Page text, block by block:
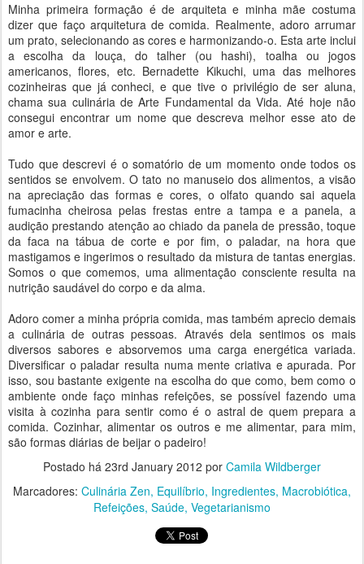
Minha primeira formação é de arquiteta e minha mãe costuma
dizer que faço arquitetura de comida. Realmente, adoro arrumar
um prato, selecionando as cores e harmonizando-o. Esta arte inclui
a escolha da louça, do talher (ou hashi), toalha ou jogos
americanos, flores, etc. Bernadette Kikuchi, uma das melhores
cozinheiras que já conheci, e que tive o privilégio de ser aluna,
chama sua culinária de Arte Fundamental da Vida. Até hoje não
consegui encontrar um nome que descreva melhor esse ato de
amor e arte.
Tudo que descrevi é o somatório de um momento onde todos os
sentidos se envolvem. O tato no manuseio dos alimentos, a visão
na apreciação das formas e cores, o olfato quando sai aquela
fumacinha cheirosa pelas frestas entre a tampa e a panela, a
audição prestando atenção ao chiado da panela de pressão, toque
da faca na tábua de corte e por fim, o paladar, na hora que
mastigamos e ingerimos o resultado da mistura de tantas energias.
Somos o que comemos, uma alimentação consciente resulta na
nutrição saudável do corpo e da alma.
Adoro comer a minha própria comida, mas também aprecio demais
a culinária de outras pessoas. Através dela sentimos os mais
diversos sabores e absorvemos uma carga energética variada.
Diversificar o paladar resulta numa mente criativa e apurada. Por
isso, sou bastante exigente na escolha do que como, bem como o
ambiente onde faço minhas refeições, se possível fazendo uma
visita à cozinha para sentir como é o astral de quem prepara a
comida. Cozinhar, alimentar os outros e me alimentar, para mim,
são formas diárias de beijar o padeiro!
Postado há 23rd January 2012 por Camila Wildberger
Marcadores: Culinária Zen Equilíbrio Ingredientes Macrobiótica
Refeições Saúde Vegetarianismo